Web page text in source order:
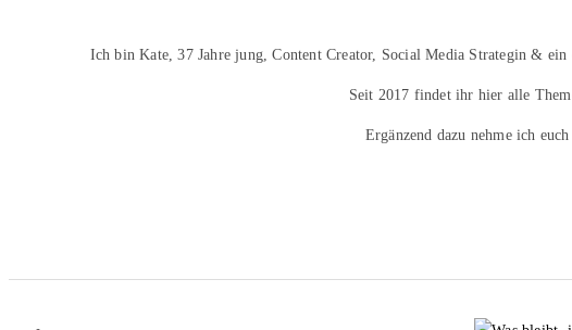
Ich bin Kate, 37 Jahre jung, Content Creator, Social Media Strategin & ein
Seit 2017 findet ihr hier alle
Ergänzend dazu nehme ich